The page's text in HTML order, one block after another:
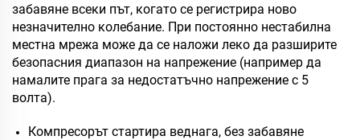
забавяне всеки път, когато се регистрира ново
незначително колебание. При постоянно нестабилна
местна мрежа може да се наложи леко да разширите
безопасния диапазон на напрежение (например да
намалите прага за недостатъчно напрежение с 5
волта).
Компресорът стартира веднага, без забавяне